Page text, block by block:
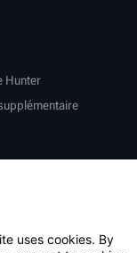
Hunter
uses cookies. By